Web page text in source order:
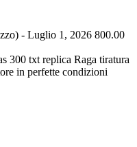
- Luglio 1, 2026 800.00
300 txt replica Raga tiratura
in perfette condizioni